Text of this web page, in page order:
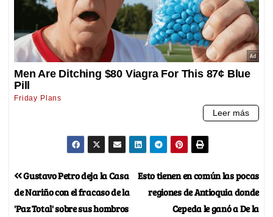
Esto tienen en común las pocas
regiones de Antioquia donde
Cepeda le ganó a De la
Gustavo Petro deja la Casa
de Nariño con el fracaso de la
'Paz Total' sobre sus hombros